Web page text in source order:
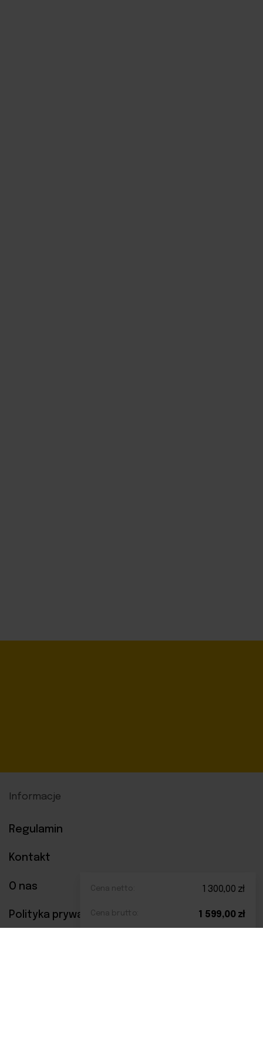
Cena netto: 1 300,00 zł
Cena brutto: 1 599,00 zł
Informacje
Regulamin
Kontakt
O nas
Polityka prywatności